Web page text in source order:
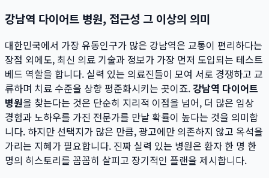
강남역 다이어트 병원, 접근성 그 이상의 의미
대한민국에서 가장 유동인구가 많은 강남역은 교통이 편리하다는
장점 외에도, 최신 의료 기술과 정보가 가장 먼저 도입되는 테스트
베드 역할을 합니다. 실력 있는 의료진들이 모여 서로 경쟁하고 교
류하며 치료 수준을 상향 평준화시키는 곳이죠.강남역 다이어트
병원을 찾는다는 것은 단순히 지리적 이점을 넘어, 더 많은 임상
경험과 노하우를 가진 전문가를 만날 확률이 높다는 것을 의미합
니다. 하지만 선택지가 많은 만큼, 광고에만 의존하지 않고 옥석을
가리는 지혜가 필요합니다. 진짜 실력 있는 병원은 환자 한 명 한
명의 히스토리를 꼼꼼히 살피고 장기적인 플랜을 제시합니다.